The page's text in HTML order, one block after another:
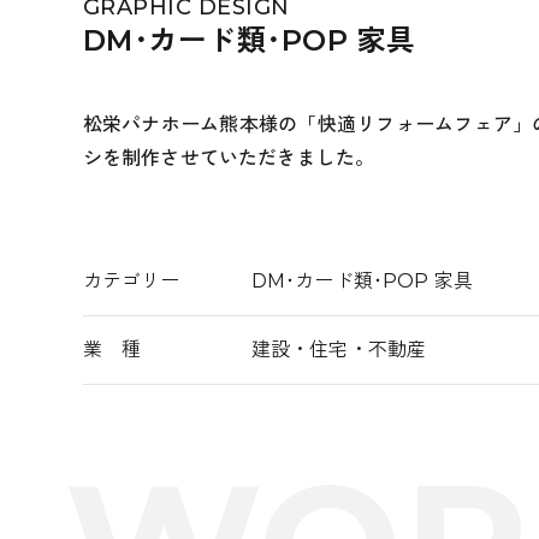
GRAPHIC DESIGN
DM･カード類･POP 家具
松栄パナホーム熊本様の「快適リフォームフェア」
シを制作させていただきました。
カテゴリー DM･カード類･POP 家具
業 種 建設・住宅・不動産